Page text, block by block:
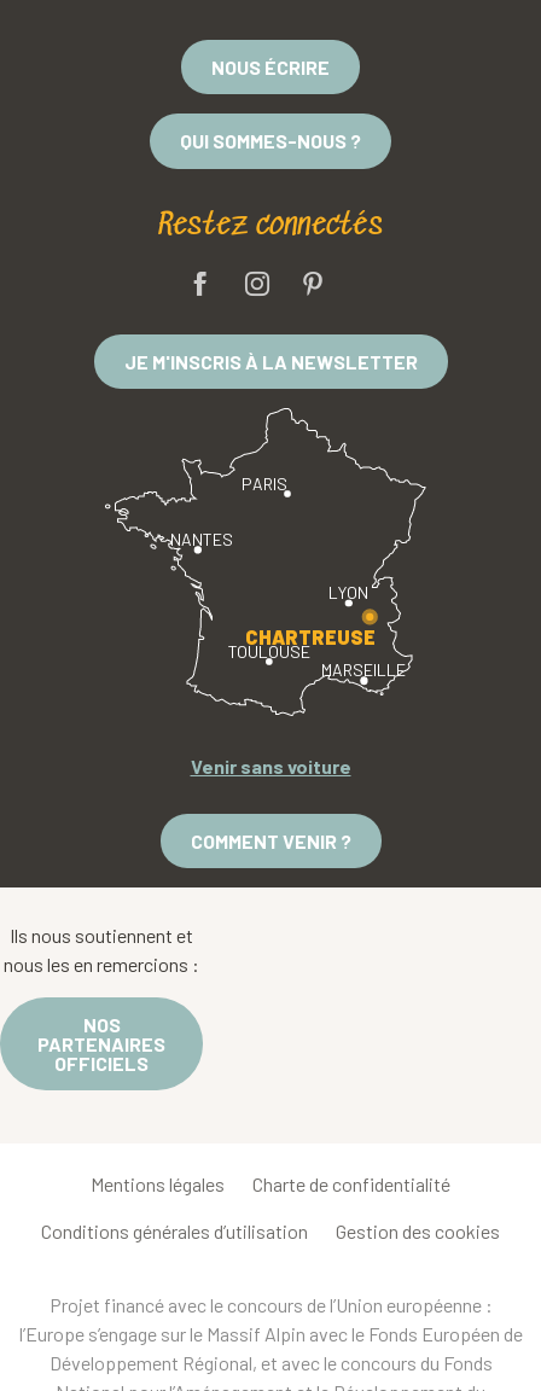
NOUS ÉCRIRE
QUI SOMMES-NOUS ?
Restez connectés
JE M'INSCRIS À LA NEWSLETTER
PARIS
LYON
TOULOUSE
MARSEILLE
NANTES
CHARTREUSE
Venir sans voiture
COMMENT VENIR ?
Ils nous soutiennent et
nous les en remercions :
NOS
PARTENAIRES
OFFICIELS
Mentions légales Charte de confidentialité
Conditions générales d’utilisation Gestion des cookies
Projet financé avec le concours de l’Union européenne :
l’Europe s’engage sur le Massif Alpin avec le Fonds Européen de
Développement Régional, et avec le concours du Fonds